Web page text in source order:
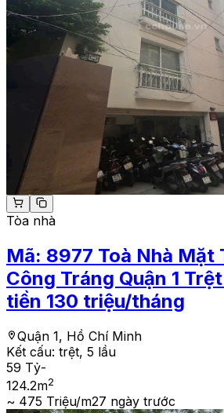
Tòa nhà
Mã: 8977 Toà Nhà Mặt
Công Tráng Quận 1
tiền 130 triệu/tháng
Quận 1, Hồ Chí Minh
Kết cấu: trệt, 5 lầu
59 Tỷ-
124.2m2
~ 475 Triệu/m27 ngày trước